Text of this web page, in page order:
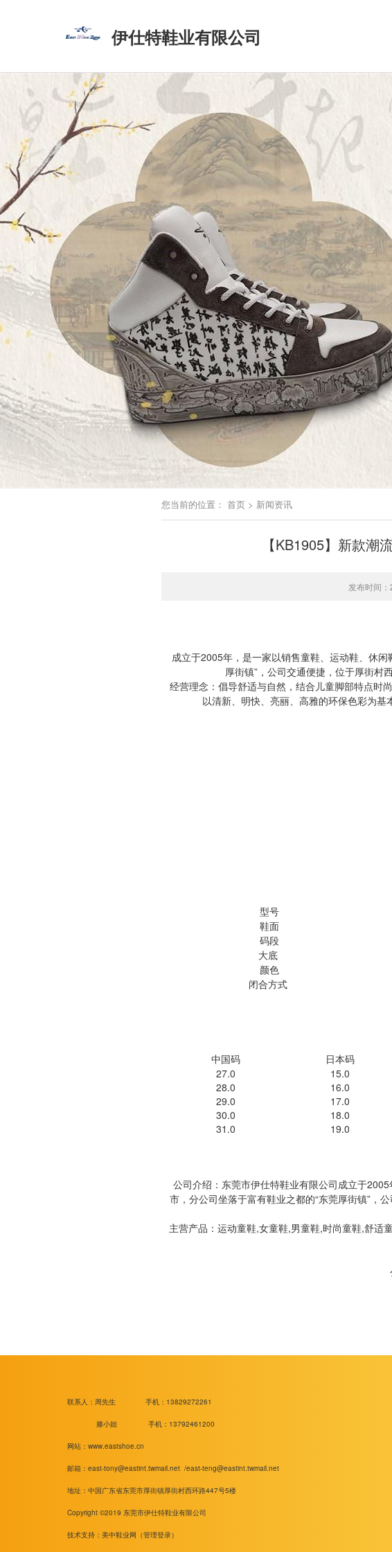
伊仕特鞋业有限公司
您当前的位置： 首页 > 新闻资讯
【KB1905】新款潮
发布时间
成立于2005年，是一家以销售童鞋、运动鞋、休
厚街镇”，公司交通便捷，位于厚街村
经营理念：倡导舒适与自然，结合儿童脚部特点时
以清新、明快、亮丽、高雅的环保色彩为基
型号
鞋面
码段
大底
颜色
闭合方式
中国码 日本码
27.0
15.0
28.0
16.0
29.0
17.0
30.0
18.0
31.0
19.0
公司介绍：东莞市伊仕特鞋业有限公司成立于
市，分公司坐落于富有鞋业之都的“东莞厚街镇”，
主营产品： 运动童鞋,女童鞋,男童鞋,时尚童鞋,舒适
联系人：周先生 手机：13829272261
滕小姐 手机：13792461200
网站：www.eastshoe.cn
邮箱： east-tony@eastint.twmail.net /east-teng@eastint.twmail.net
地址：中国广东省东莞市厚街镇厚街村西环路447号5楼
Copyright ©2019 东莞市伊仕特鞋业有限公司
技术支持：美中鞋业网（管理登录）